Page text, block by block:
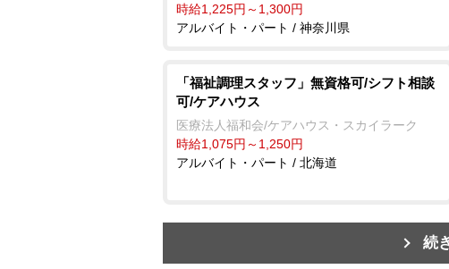
時給1,225円～1,300円
アルバイト・パート / 神奈川県
「福祉調理スタッフ」無資格可/シフト相談
可/ケアハウス
医療法人福和会/ケアハウス・スカイラーク
時給1,075円～1,250円
アルバイト・パート / 北海道
続